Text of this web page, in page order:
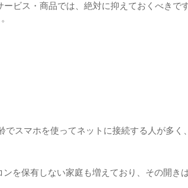
ビス・商品では、絶対に抑えておくべき
スマホを使ってネットに接続する人が多
を保有しない家庭も増えており、その開き